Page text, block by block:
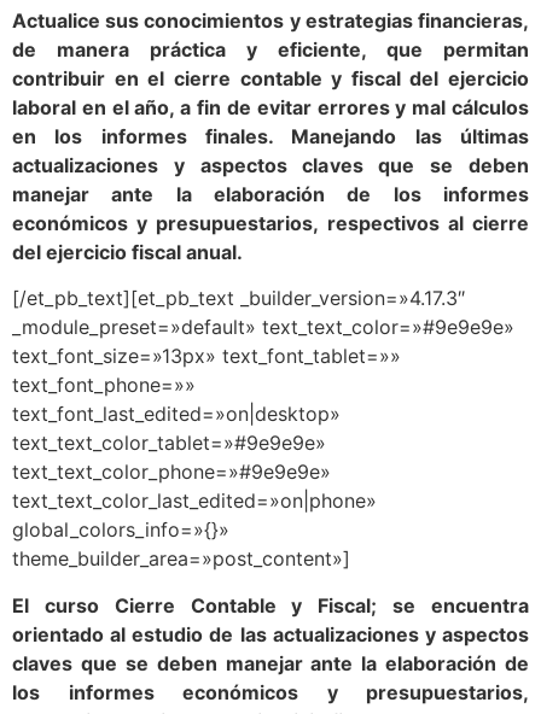
Actualice sus conocimientos y estrategias financieras,
de manera práctica y eficiente, que permitan
contribuir en el cierre contable y fiscal del ejercicio
laboral en el año, a fin de evitar errores y mal cálculos
en los informes finales. Manejando las últimas
actualizaciones y aspectos claves que se deben
manejar ante la elaboración de los informes
económicos y presupuestarios, respectivos al cierre
del ejercicio fiscal anual.
[/et_pb_text][et_pb_text _builder_version=»4.17.3″
_module_preset=»default» text_text_color=»#9e9e9e»
text_font_size=»13px» text_font_tablet=»»
text_font_phone=»»
text_font_last_edited=»on|desktop»
text_text_color_tablet=»#9e9e9e»
text_text_color_phone=»#9e9e9e»
text_text_color_last_edited=»on|phone»
global_colors_info=»{}»
theme_builder_area=»post_content»]
El curso Cierre Contable y Fiscal; se encuentra
orientado al estudio de las actualizaciones y aspectos
claves que se deben manejar ante la elaboración de
los informes económicos y presupuestarios,